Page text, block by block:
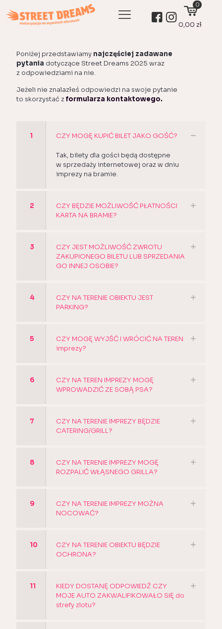
0
0,00 zł
Poniżej przedstawiamy najczęściej zadawane
pytania dotyczące Street Dreams 2025 wraz
z odpowiedziami na nie.
Jeżeli nie znalazłeś odpowiedzi na swoje pytanie
to skorzystać zformularza kontaktowego.
1 CZY MOGĘ KUPIĆ BILET JAKO GOŚĆ?
Tak, bilety dla gości będą dostępne
w sprzedaży internetowej oraz w dniu
imprezy na bramie.
2
CZY BĘDZIE MOŻLIWOŚĆ PŁATNOŚCI
KARTA NA BRAMIE?
3
CZY JEST MOŻLIWOŚĆ ZWROTU
ZAKUPIONEGO BILETU LUB SPRZEDANIA
GO INNEJ OSOBIE?
4
CZY NA TERENIE OBIEKTU JEST
PARKING?
5
CZY MOGĘ WYJŚĆ I WRÓCIĆ NA TEREN
imprezy?
6
CZY NA TEREN IMPREZY MOGĘ
WPROWADZIĆ ZE SOBĄ PSA?
7
CZY NA TERENIE IMPREZY BĘDZIE
CATERING/GRILL?
8
CZY NA TERENIE IMPREZY MOGĘ
ROZPALIĆ WŁĄSNEGO GRILLA?
9
CZY NA TERENIE IMPREZY MOŻNA
NOCOWAĆ?
10
CZY NA TERENIE OBIEKTU BĘDZIE
OCHRONA?
11
KIEDY DOSTANĘ ODPOWIEDŹ CZY
MOJE AUTO ZAKWALIFIKOWAŁO SIĘ do
strefy zlotu?